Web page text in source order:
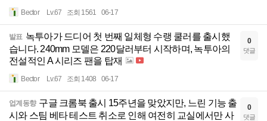
Bector Lv.67 조회 1561 06-17
발표 녹투아가 드디어 첫 번째 일체형 수랭 쿨러를 출시했
습니다. 240mm 모델은 220달러부터 시작하며, 녹투아의
전설적인 A 시리즈 팬을 탑재
Bector Lv.67 조회 1408 06-17
0
댓글
업계동향 구글 크롬북 출시 15주년을 맞았지만, 느린 기능 출
시와 스팀 베타 테스트 취소로 인해 여전히 교실에서만 사
0
댓글